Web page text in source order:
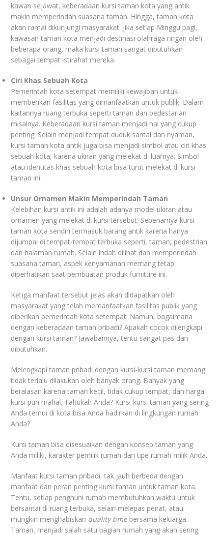
kawan sejawat, keberadaan kursi taman kota yang antik
makin memperindah suasana taman. Hingga, taman kota
akan ramai dikunjungi masyarakat. Jika setiap Minggu pagi,
kawasan taman kota menjadi destinasi olahraga ringan oleh
beberapa orang, maka kursi taman sangat dibutuhkan
sebagai tempat istirahat mereka.
Ciri Khas Sebuah Kota
Pemerintah kota setempat memiliki kewajiban untuk
memberikan fasilitas yang dimanfaatkan untuk publik. Dalam
kaitannya ruang terbuka seperti taman dan pedestarian
misalnya. Keberadaan kursi taman menjadi hal yang cukup
penting. Selain menjadi tempat duduk santai dan nyaman,
kursi taman kota antik juga bisa menjadi simbol atau ciri khas
sebuah kota, karena ukiran yang melekat di luarnya. Simbol
atau identitas khas sebuah kota bisa turut melekat di kursi
taman ini.
Unsur Ornamen Makin Memperindah Taman
Kelebihan kursi antik ini adalah adanya model ukiran atau
ornamen yang melekat di kursi tersebut. Sebenarnya kursi
taman kota sendiri termasuk barang antik karena hanya
dijumpai di tempat-tempat terbuka seperti, taman, pedestrian
dan halaman rumah. Selain indah dilihat dan memperindah
suasana taman, aspek kenyamanan memang tetap
diperhatikan saat pembuatan produk furniture ini.
Ketiga manfaat tersebut jelas akan didapatkan oleh
masyarakat yang telah memanfaatkan fasilitas publik yang
diberikan pemerintah kota setempat. Namun, bagaimana
dengan keberadaan taman pribadi? Apakah cocok dilengkapi
dengan kursi taman? Jawabannya, tentu sangat pas dan
dibutuhkan.
Melengkapi taman pribadi dengan kursi-kursi taman memang
tidak terlalu dilakukan oleh banyak orang. Banyak yang
beralasan karena taman kecil, tidak cukup tempat, dan harga
kursi pun mahal. Tahukah Anda? Kursi-kursi taman yang sering
Anda temui di kota bisa Anda hadirkan di lingkungan rumah
Anda?
Kursi taman bisa disesuaikan dengan konsep taman yang
Anda miliki, karakter pemilik rumah dan tipe rumah milik Anda.
Manfaat kursi taman pribadi, tak jauh berbeda dengan
manfaat dan peran penting kursi taman untuk taman kota.
Tentu, setiap penghuni rumah membutuhkan waktu untuk
bersantai di ruang terbuka, selain melepas penat, atau
mungkin menghabiskan quality timebersama keluarga.
Taman, menjadi salah satu bagian rumah yang akan sering